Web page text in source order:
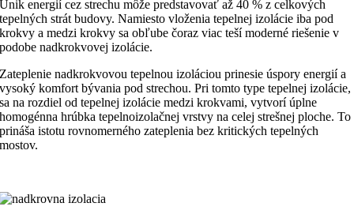
Únik energií cez strechu môže predstavovať až 40 % z celkových
tepelných strát budovy. Namiesto vloženia tepelnej izolácie iba pod
krokvy a medzi krokvy sa obľube čoraz viac teší moderné riešenie v
podobe nadkrokvovej izolácie.
Zateplenie nadkrokvovou tepelnou izoláciou prinesie úspory energií a
vysoký komfort bývania pod strechou. Pri tomto type tepelnej izolácie,
sa na rozdiel od tepelnej izolácie medzi krokvami, vytvorí úplne
homogénna hrúbka tepelnoizolačnej vrstvy na celej strešnej ploche. To
prináša istotu rovnomerného zateplenia bez kritických tepelných
mostov.